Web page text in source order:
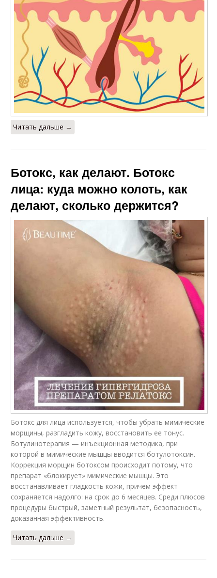
Читать дальше →
Ботокс, как делают. Ботокс
лица: куда можно колоть, как
делают, сколько держится?
Ботокс для лица используется, чтобы убрать мимические
морщины, разгладить кожу, восстановить ее тонус.
Ботулинотерапия — инъекционная методика, при
которой в мимические мышцы вводится ботулотоксин.
Коррекция морщин ботоксом происходит потому, что
препарат «блокирует» мимические мышцы. Это
восстанавливает гладкость кожи, причем эффект
сохраняется надолго: на срок до 6 месяцев. Среди плюсов
процедуры быстрый, заметный результат, безопасность,
доказанная эффективность.
Читать дальше →